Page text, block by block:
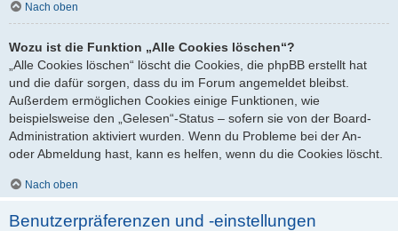
Nach oben
Wozu ist die Funktion „Alle Cookies löschen“?
„Alle Cookies löschen“ löscht die Cookies, die phpBB erstellt hat
und die dafür sorgen, dass du im Forum angemeldet bleibst.
Außerdem ermöglichen Cookies einige Funktionen, wie
beispielsweise den „Gelesen“-Status – sofern sie von der Board-
Administration aktiviert wurden. Wenn du Probleme bei der An-
oder Abmeldung hast, kann es helfen, wenn du die Cookies löscht.
Nach oben
Benutzerpräferenzen und -einstellungen